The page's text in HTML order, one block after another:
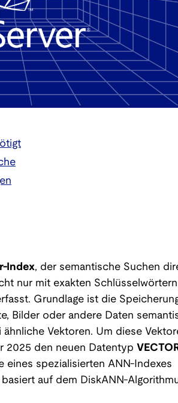
Index, der semantische Suchen
nur mit exakten
Grundlage ist die
Bilder oder andere Daten
Vektoren. Um diese
2025 den neuen Datentyp
eines spezialisierten ANN-Indexes
auf dem DiskANN-